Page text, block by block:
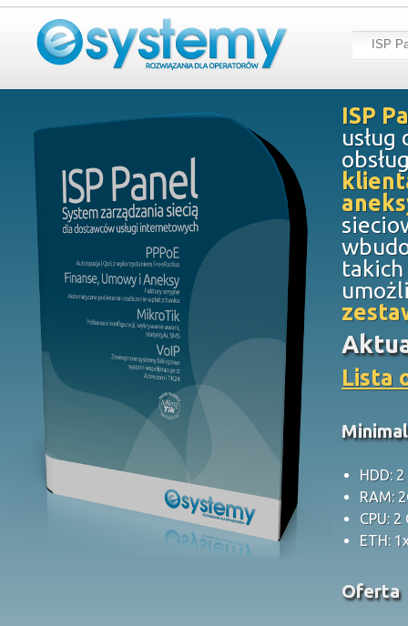
ISP
ISP
Lista
HDD:
RAM:
CPU: 2
ETH:
Oferta